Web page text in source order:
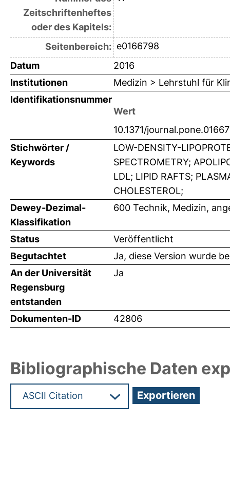
Zeitschriftenheftes
oder des Kapitels:
Seitenbereich: e0166798
Datum
2016
Institutionen
Medizin > Lehrstuhl für
Identifikationsnummer
Wert
10.1371/
Stichwörter /
Keywords
LOW-DENSITY-
SPECTROMETRY;
LDL; LIPID RAFTS;
CHOLESTEROL;
Dewey-Dezimal-
Klassifikation
600 Technik, Medizin,
Status
Veröffentlicht
Begutachtet
Ja, diese Version wurde
An der Universität
Regensburg
entstanden
Ja
Dokumenten-ID 42806
Bibliographische Daten